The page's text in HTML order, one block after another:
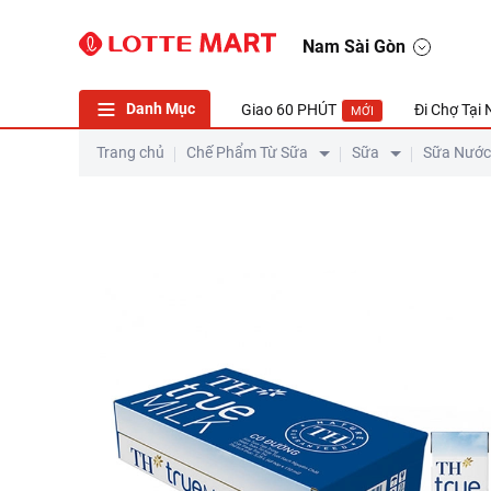
Nam Sài Gòn
Danh Mục Giao 60 PHÚT MỚI Đi Chợ Tại
Trang chủ Chế Phẩm Từ Sữa Sữa Sữa Nước